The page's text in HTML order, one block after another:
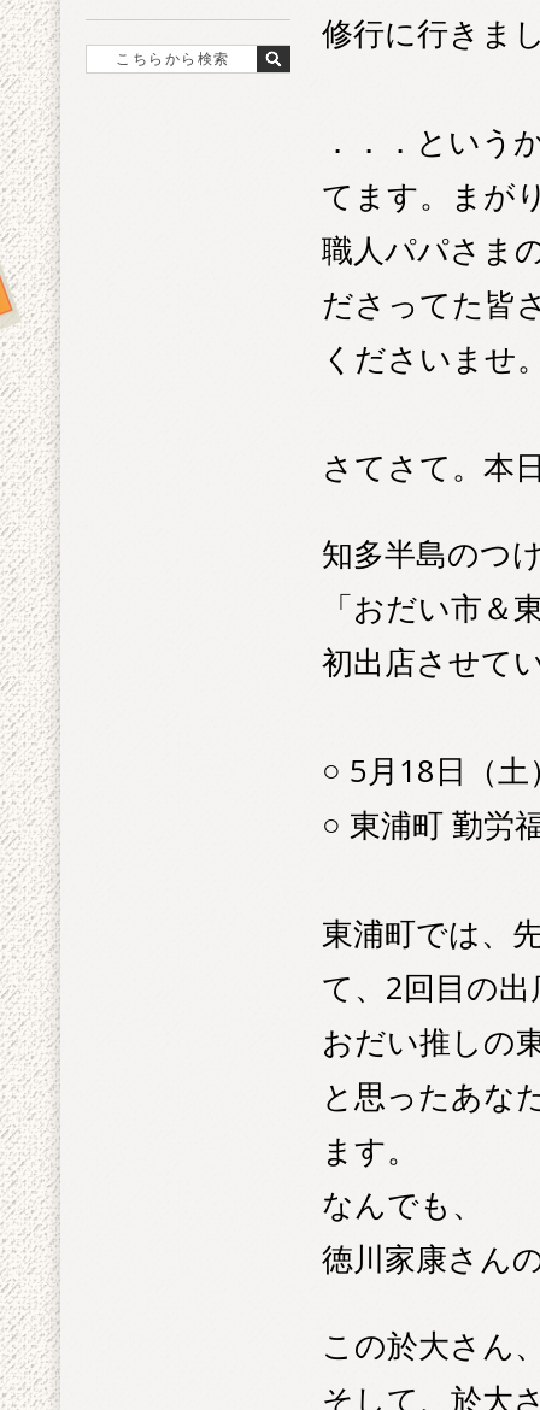
修行に行きま
．．．という
てます。まが
職人パパさま
ださってた皆
くださいませ
さてさて。本
知多半島のつ
「おだい市＆
初出店させて
○ 5月18日（
○ 東浦町 勤労
東浦町では、
て、2回目の
おだい推しの
と思ったあな
ます。
なんでも、
徳川家康さん
この於大さん
そして、於大